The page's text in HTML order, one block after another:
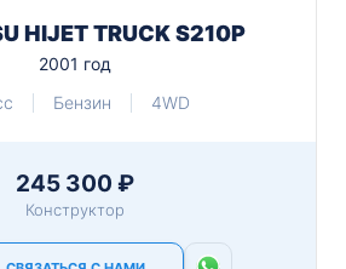
HIJET TRUCK S210P
2001 год
Бензин 4WD
245 300 ₽
Конструктор